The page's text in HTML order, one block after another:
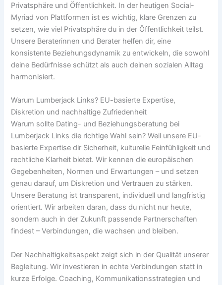
Privatsphäre und Öffentlichkeit. In der heutigen Social-
Myriad von Plattformen ist es wichtig, klare Grenzen zu
setzen, wie viel Privatsphäre du in der Öffentlichkeit teilst.
Unsere Beraterinnen und Berater helfen dir, eine
konsistente Beziehungsdynamik zu entwickeln, die sowohl
deine Bedürfnisse schützt als auch deinen sozialen Alltag
harmonisiert.
Warum Lumberjack Links? EU-basierte Expertise,
Diskretion und nachhaltige Zufriedenheit
Warum sollte Dating- und Beziehungsberatung bei
Lumberjack Links die richtige Wahl sein? Weil unsere EU-
basierte Expertise dir Sicherheit, kulturelle Feinfühligkeit und
rechtliche Klarheit bietet. Wir kennen die europäischen
Gegebenheiten, Normen und Erwartungen – und setzen
genau darauf, um Diskretion und Vertrauen zu stärken.
Unsere Beratung ist transparent, individuell und langfristig
orientiert. Wir arbeiten daran, dass du nicht nur heute,
sondern auch in der Zukunft passende Partnerschaften
findest – Verbindungen, die wachsen und bleiben.
Der Nachhaltigkeitsaspekt zeigt sich in der Qualität unserer
Begleitung. Wir investieren in echte Verbindungen statt in
kurze Erfolge. Coaching, Kommunikationsstrategien und